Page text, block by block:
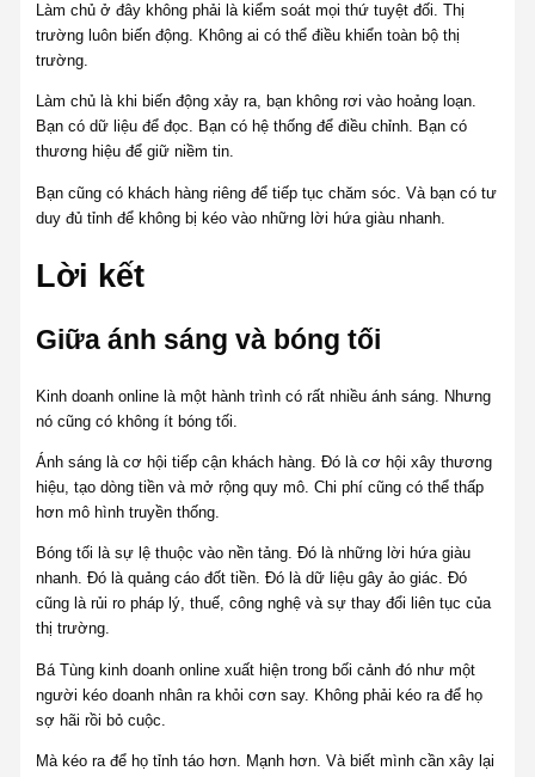
Làm chủ ở đây không phải là kiểm soát mọi thứ tuyệt đối. Thị
trường luôn biến động. Không ai có thể điều khiển toàn bộ thị
trường.
Làm chủ là khi biến động xảy ra, bạn không rơi vào hoảng loạn.
Bạn có dữ liệu để đọc. Bạn có hệ thống để điều chỉnh. Bạn có
thương hiệu để giữ niềm tin.
Bạn cũng có khách hàng riêng để tiếp tục chăm sóc. Và bạn có tư
duy đủ tỉnh để không bị kéo vào những lời hứa giàu nhanh.
Lời kết
Giữa ánh sáng và bóng tối
Kinh doanh online là một hành trình có rất nhiều ánh sáng. Nhưng
nó cũng có không ít bóng tối.
Ánh sáng là cơ hội tiếp cận khách hàng. Đó là cơ hội xây thương
hiệu, tạo dòng tiền và mở rộng quy mô. Chi phí cũng có thể thấp
hơn mô hình truyền thống.
Bóng tối là sự lệ thuộc vào nền tảng. Đó là những lời hứa giàu
nhanh. Đó là quảng cáo đốt tiền. Đó là dữ liệu gây ảo giác. Đó
cũng là rủi ro pháp lý, thuế, công nghệ và sự thay đổi liên tục của
thị trường.
Bá Tùng kinh doanh online xuất hiện trong bối cảnh đó như một
người kéo doanh nhân ra khỏi cơn say. Không phải kéo ra để họ
sợ hãi rồi bỏ cuộc.
Mà kéo ra để họ tỉnh táo hơn. Mạnh hơn. Và biết mình cần xây lại